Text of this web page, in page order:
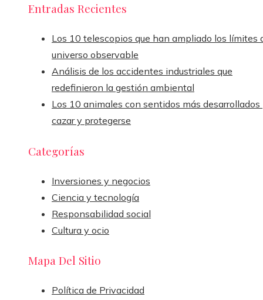
Entradas Recientes
Los 10 telescopios que han ampliado los límites
universo observable
Análisis de los accidentes industriales que
redefinieron la gestión ambiental
Los 10 animales con sentidos más desarrollados
cazar y protegerse
Categorías
Inversiones y negocios
Ciencia y tecnología
Responsabilidad social
Cultura y ocio
Mapa Del Sitio
Política de Privacidad